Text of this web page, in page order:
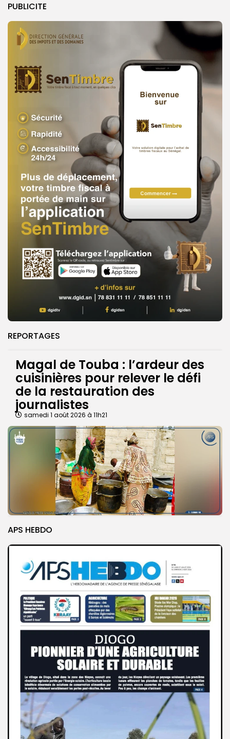
PUBLICITE
REPORTAGES
Magal de Touba : l’ardeur des
cuisinières pour relever le défi
de la restauration des
journalistes
samedi 1 août 2026 à 11h21
APS HEBDO